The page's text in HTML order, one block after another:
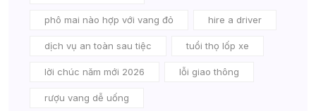
phô mai nào hợp với vang đỏ hire a driver
dịch vụ an toàn sau tiệc tuổi thọ lốp xe
lời chúc năm mới 2026 lỗi giao thông
rượu vang dễ uống